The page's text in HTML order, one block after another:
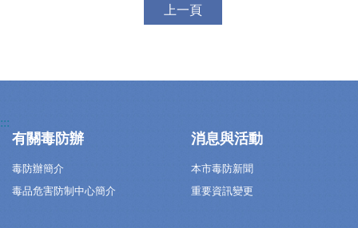
上一頁
:::
有關毒防辦
毒防辦簡介
毒品危害防制中心簡介
消息與活動
本市毒防新聞
重要資訊變更